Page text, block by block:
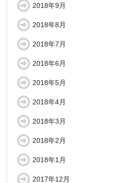
2018年9月
2018年8月
2018年7月
2018年6月
2018年5月
2018年4月
2018年3月
2018年2月
2018年1月
2017年12月